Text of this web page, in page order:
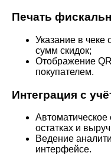
Печать
Указание в чеке
сумм скидок;
Отображение
покупателем.
Интеграция с
остатках и
Ведение
интерфейсе.